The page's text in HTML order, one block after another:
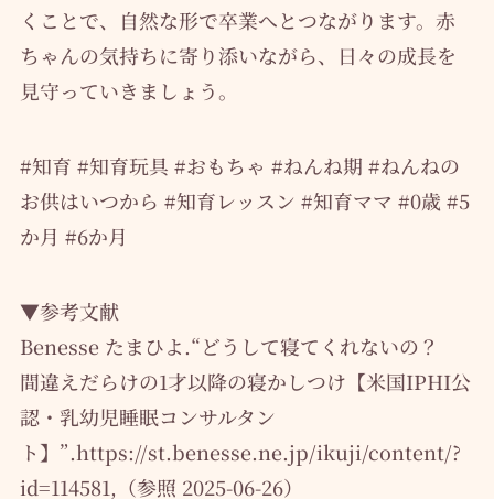
くことで、自然な形で卒業へとつながります。赤
ちゃんの気持ちに寄り添いながら、日々の成長を
見守っていきましょう。
#知育 #知育玩具 #おもちゃ #ねんね期 #ねんねの
お供はいつから #知育レッスン #知育ママ #0歳 #5
か月 #6か月
▼参考文献
Benesse たまひよ.“どうして寝てくれないの？
間違えだらけの1才以降の寝かしつけ【米国IPHI公
認・乳幼児睡眠コンサルタン
ト】”.https://st.benesse.ne.jp/ikuji/content/?
id=114581,（参照 2025-06-26）